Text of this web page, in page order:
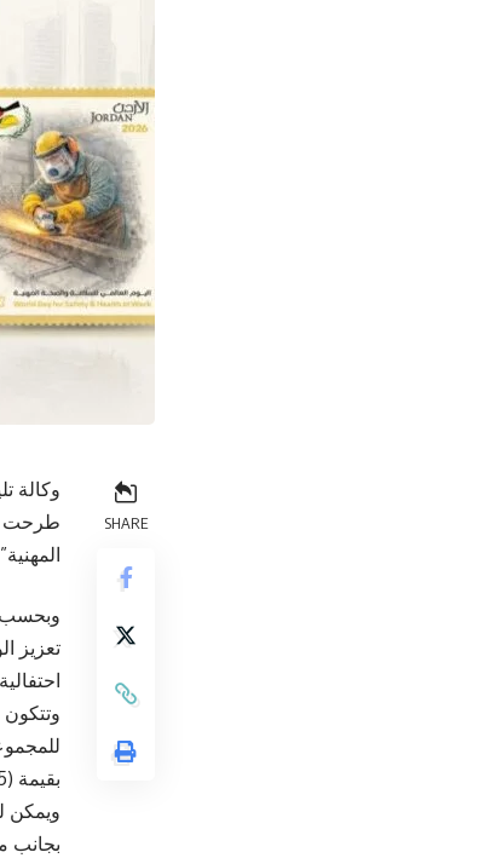
SHARE
وكالة
طرحت
وبحسب
تعزيز
بقيمة (0.25 دينار).
ويمكن
بجانب